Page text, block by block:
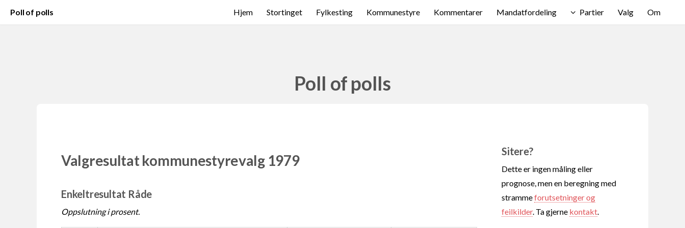
Poll of polls Hjem Stortinget Fylkesting Kommunestyre Kommentarer Mandatfordeling Partier Valg Om
Poll of polls
Valgresultat kommunestyrevalg 1979
Enkeltresultat Råde
Oppslutning i prosent.
Sitere?
Dette er ingen måling eller
prognose, men en beregning med
strammeforutsetninger og
feilkilder. Ta gjerne kontakt